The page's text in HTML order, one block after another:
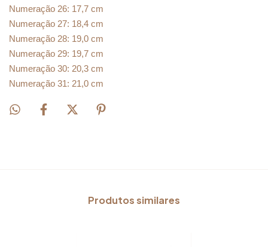
Numeração 26: 17,7 cm
Numeração 27: 18,4 cm
Numeração 28: 19,0 cm
Numeração 29: 19,7 cm
Numeração 30: 20,3 cm
Numeração 31: 21,0 cm
Produtos similares